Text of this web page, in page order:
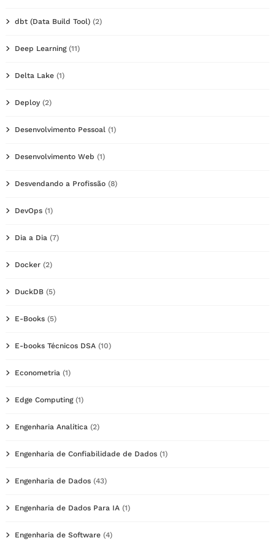
dbt (Data Build Tool) (2)
Deep Learning(11)
Delta Lake (1)
Deploy (2)
Desenvolvimento Pessoal (1)
Desenvolvimento Web (1)
Desvendando a Profissão (8)
DevOps (1)
Dia a Dia (7)
Docker (2)
DuckDB (5)
E-Books (5)
E-books Técnicos DSA (10)
Econometria (1)
Edge Computing(1)
Engenharia Analítica (2)
Engenharia de Confiabilidade de Dados (1)
Engenharia de Dados (43)
Engenharia de Dados Para IA (1)
Engenharia de Software (4)